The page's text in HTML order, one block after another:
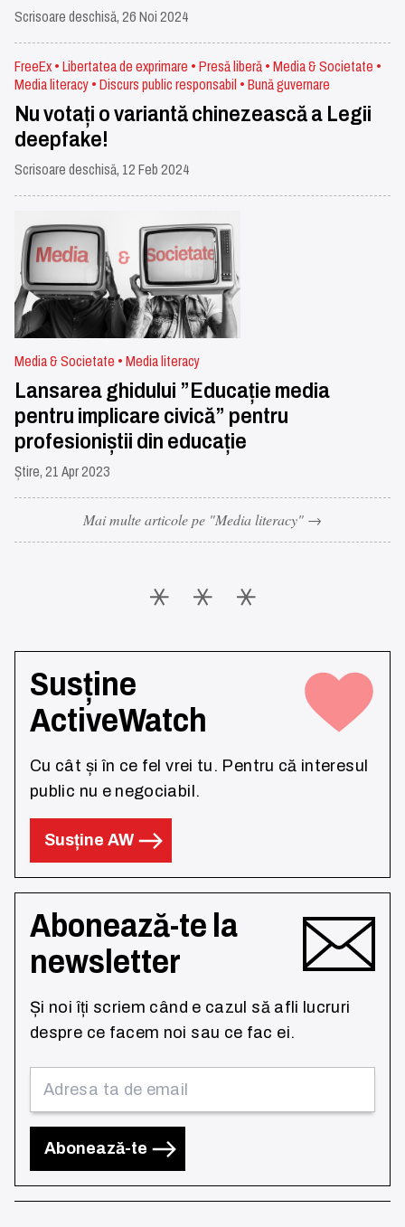
Scrisoare deschisă, 26 Noi 2024
FreeEx • Libertatea de exprimare • Presă liberă • Media & Societate •
Media literacy • Discurs public responsabil • Bună guvernare
Nu votați o variantă chinezească a Legii
deepfake!
Scrisoare deschisă, 12 Feb 2024
Media & Societate • Media literacy
Lansarea ghidului ”Educație media
pentru implicare civică” pentru
profesioniștii din educație
Știre, 21 Apr 2023
Mai multe articole pe "Media literacy" →
Susține
ActiveWatch
Cu cât și în ce fel vrei tu. Pentru că interesul
public nu e negociabil.
Susține AW
Abonează-te la
newsletter
Și noi îți scriem când e cazul să afli lucruri
despre ce facem noi sau ce fac ei.
Abonează-te